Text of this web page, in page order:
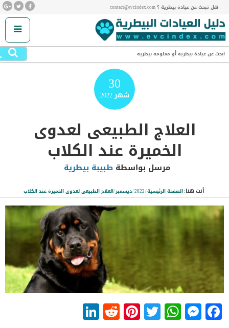
هل تبحث عن عيادة بيطرية ؟ contact@evcindex.com
ابحث عن عيادة بيطرية أو معلومة بيطرية
30
شهر2022
العلاج الطبيعى لعدوى
الخميرة عند الكلاب
مرسل بواسطة طبيبة بيطرية
أنت هنا:الصفحة الرئيسية/
2022
/ديسمبر/العلاج الطبيعى لعدوى الخميرة عند الكلاب
Facebook
Messenger
WhatsApp
Twitter
Pinterest
Reddit